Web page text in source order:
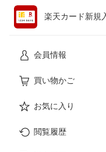
楽天カード新規
会員情報
買い物かご
お気に入り
閲覧履歴